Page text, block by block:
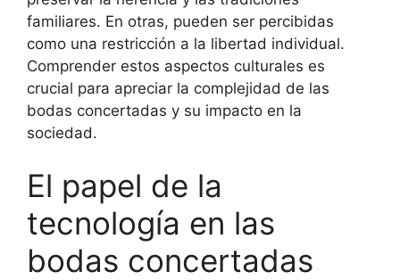
familiares. En otras, pueden ser percibidas
como una restricción a la libertad individual.
Comprender estos aspectos culturales es
crucial para apreciar la complejidad de las
bodas concertadas y su impacto en la
sociedad.
El papel de la
tecnología en las
bodas concertadas